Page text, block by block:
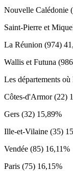
Nouvelle Calédonie
Saint-Pierre et
La Réunion (974)
Wallis et Futuna
Les départements
Côtes-d'Armor (22)
Gers (32) 15,89%
Ille-et-Vilaine (35)
Vendée (85) 16,11%
Paris (75) 16,15%